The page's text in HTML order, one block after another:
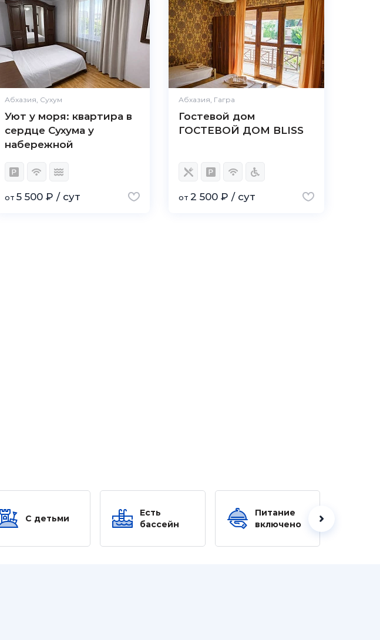
Великолепно
Великолепно
Великолепно
Великолепно
Великолепно
Великолепно
Абхазия, Сухум
Уют у моря: квартира в
сердце Сухума у
набережной
от 5 500 ₽ / сут
Абхазия, Гагра
Гостевой дом
ГОСТЕВОЙ ДОМ BLISS
от2 500 ₽ / сут
С детьми
Есть
бассейн
Питание
включено